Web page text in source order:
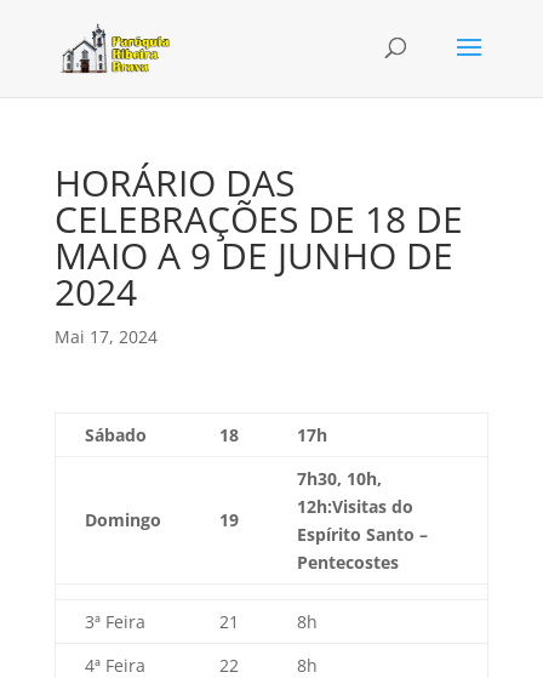
HORÁRIO DAS
CELEBRAÇÕES DE 18 DE
MAIO A 9 DE JUNHO DE
2024
Mai 17, 2024
Sábado 18 17h
Domingo 19
7h30, 10h,
12h:Visitas do
Espírito Santo –
Pentecostes
3ª Feira 21
8h
4ª Feira
22
8h